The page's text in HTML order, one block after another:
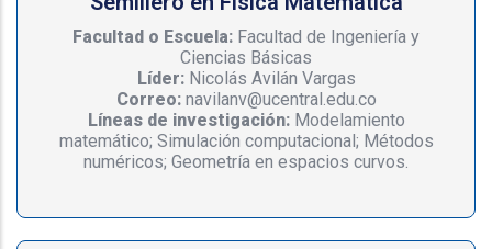
Facultad o Escuela: Facultad de Ingeniería y
Ciencias Básicas
Líder:Nicolás Avilán Vargas
Correo:navilanv@ucentral.edu.co
Líneas de investigación:Modelamiento
matemático; Simulación computacional; Métodos
numéricos; Geometría en espacios curvos.